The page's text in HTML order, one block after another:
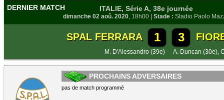
DERNIER MATCH ITALIE, Série A, 38e journée
dimanche 02 aoû. 2020, 18h00 | Stade : Stadio Paolo
SPAL FERRARA 1 3
M. D'Alessandro (39e) A. Duncan (30e),
PROCHAINS ADVERSAIRES
pas de match programmé